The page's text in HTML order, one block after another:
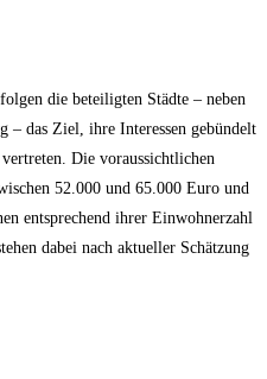
die betei­lig­ten Städ­te – neben
– das Ziel, ihre Inter­es­sen gebün­delt
Die vor­aus­sicht­li­chen
52.000 und 65.000 Euro und
ent­spre­chend ihrer Ein­woh­ner­zahl
dabei nach aktu­el­ler Schät­zung